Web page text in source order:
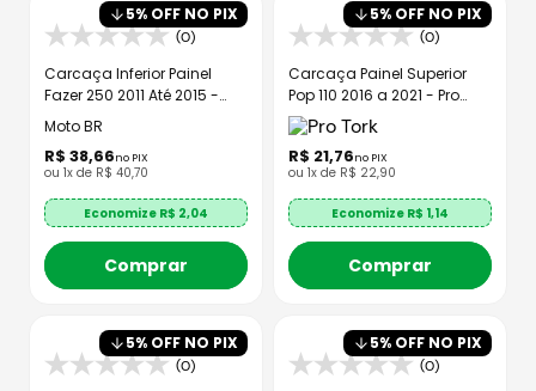
5% OFF NO PIX
(0)
Carcaça Inferior Painel
Fazer 250 2011 Até 2015 -
MTBR
Moto BR
R$ 38,66no PIX
ou 1x de R$ 40,70
Economize R$ 2,04
Comprar
5% OFF NO PIX
(0)
Carcaça Painel Superior
Pop 110 2016 a 2021 - Pro
Tork
R$ 21,76no PIX
ou 1x de R$ 22,90
Economize R$ 1,14
Comprar
5% OFF NO PIX
(0)
5% OFF NO PIX
(0)